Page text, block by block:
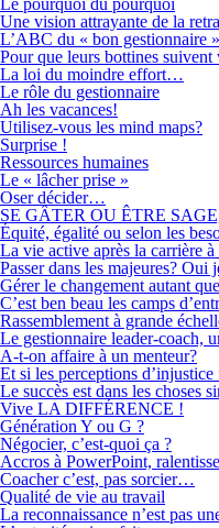
Le pourquoi du pourquoi
Une vision attrayante de la
L’ABC du « bon gestionnaire
Pour que leurs bottines suivent
La loi du moindre effort…
Le rôle du gestionnaire
Ah les vacances!
Utilisez-vous les mind maps?
Surprise !
Ressources humaines
Le « lâcher prise »
Oser décider…
SE GÂTER OU ÊTRE
Équité, égalité ou selon les
La vie active après la carrière
Passer dans les majeures? Oui
Gérer le changement autant
C’est ben beau les camps
Rassemblement à grande
Le gestionnaire leader-coach,
A-t-on affaire à un menteur?
Et si les perceptions
Le succès est dans les choses
Vive LA DIFFÉRENCE !
Génération Y ou G ?
Négocier, c’est-quoi ça ?
Accros à PowerPoint,
Coacher c’est, pas sorcier…
Qualité de vie au travail
La reconnaissance n’est pas